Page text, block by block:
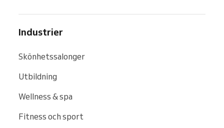
Industrier
Skönhetssalonger
Utbildning
Wellness & spa
Fitness och sport